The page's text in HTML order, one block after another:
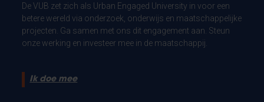
De VUB zet zich als Urban Engaged University in voor een
betere wereld via onderzoek, onderwijs en maatschappelijke
projecten. Ga samen met ons dit engagement aan. Steun
onze werking en investeer mee in de maatschappij.
Ik doe mee